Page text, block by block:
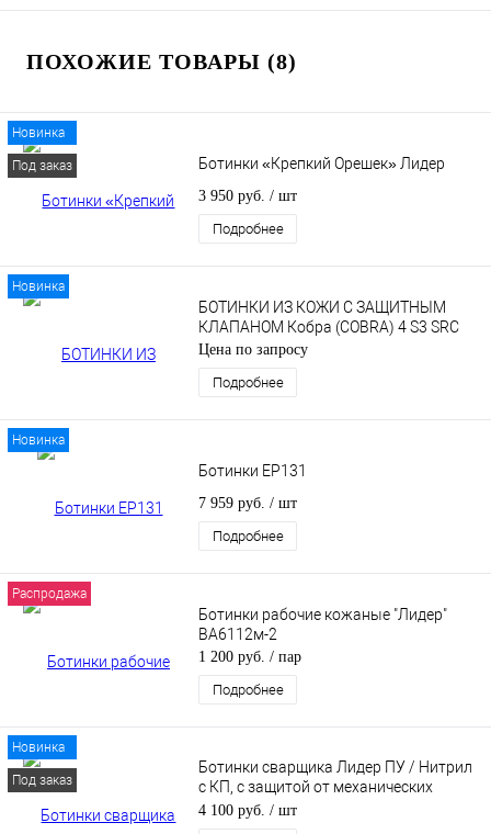
ПОХОЖИЕ ТОВАРЫ (8)
Новинка
Под заказ Ботинки «Крепкий Орешек» Лидер
3 950 руб. / шт
Подробнее
Новинка
БОТИНКИ ИЗ КОЖИ С ЗАЩИТНЫМ
КЛАПАНОМ Кобра (COBRA) 4 S3 SRC
Цена по запросу
Подробнее
Новинка
Ботинки EP131
7 959 руб. / шт
Подробнее
Распродажа
Ботинки рабочие кожаные "Лидер"
ВА6112м-2
1 200 руб. / пар
Подробнее
Новинка
Под заказ
Ботинки сварщика Лидер ПУ / Нитрил
с КП, с защитой от механических
воздействий, брызг, искр
4 100 руб. / шт